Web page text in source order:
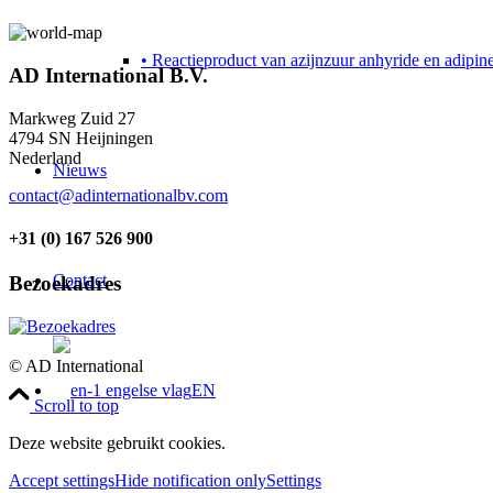
• Reactieproduct van azijnzuur anhyride en
Nieuws
Contact
EN
AD International B.V.
Markweg Zuid 27
4794 SN Heijningen
Nederland
contact@adinternationalbv.com
+31 (0) 167 526 900
Bezoekadres
© AD International
Scroll to top
Deze website gebruikt cookies.
Accept settingsHide notification onlySettings